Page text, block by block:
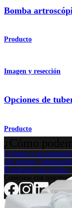
Bomba
Producto
Imagen y resección
Opciones de
Producto
Contacte a un
Ver eventos,
Regístrese para recibir:
Conéctese con nosotros